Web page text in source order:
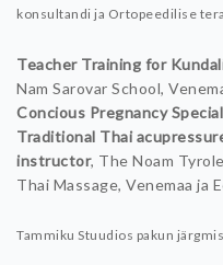
konsultandi ja Ortopeedilise
Teacher Training for
Nam Sarovar School,
Concious Pregnancy
Traditional Thai
instructor, The Noam
Thai Massage, Venemaa ja
Tammiku Stuudios pakun